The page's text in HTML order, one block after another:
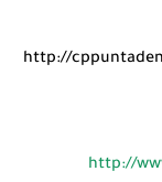
http://
http://